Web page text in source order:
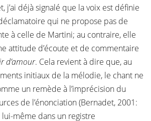
j’ai déjà signalé que la voix est définie
qui ne propose pas de
à celle de Martini; au contraire, elle
attitude d’écoute et de commentaire
d’amour. Cela revient à dire que, au
initiaux de la mélodie, le chant ne
un remède à l’imprécision du
de l’énonciation (Bernadet, 2001:
même dans un registre